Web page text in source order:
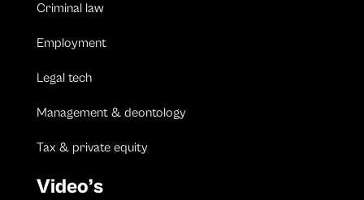
Criminal law
Employment
Legal tech
Management & deontology
Tax & private equity
Video’s